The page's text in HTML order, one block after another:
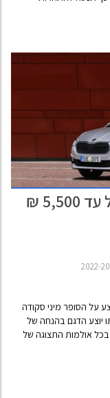
מבצע סקודה פאביה בהנחה של עד 5,500 ₪
על הסופר מיני סקודה
1.0 ליטר, במסגרתו יוצע הדגם בהנחה של
בכל אולמות התצוגה של